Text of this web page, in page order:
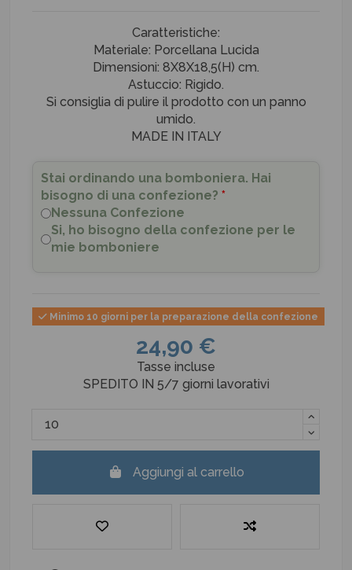
Caratteristiche:
Materiale: Porcellana Lucida
Dimensioni: 8X8X18,5(H) cm.
Astuccio: Rigido.
Si consiglia di pulire il prodotto con un panno
umido.
MADE IN ITALY
Stai ordinando una bomboniera. Hai
bisogno di una confezione? *
Nessuna Confezione
Si, ho bisogno della confezione per le
mie bomboniere
Minimo 10 giorni per la preparazione della confezione
24,90 €
Tasse incluse
SPEDITO IN 5/7 giorni lavorativi
Aggiungi al carrello